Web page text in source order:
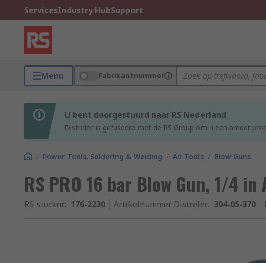
ServicesIndustry HubSupport
Menu Fabrikantnummer
U bent doorgestuurd naar RS Nederland
Distrelec is gefuseerd met de RS Group om u een breder
/ Power Tools, Soldering & Welding / Air Tools / Blow Guns
RS PRO 16 bar Blow Gun, 1/4
RS-stocknr.: 176-2230 Artikelnummer Distrelec: 304-05-370